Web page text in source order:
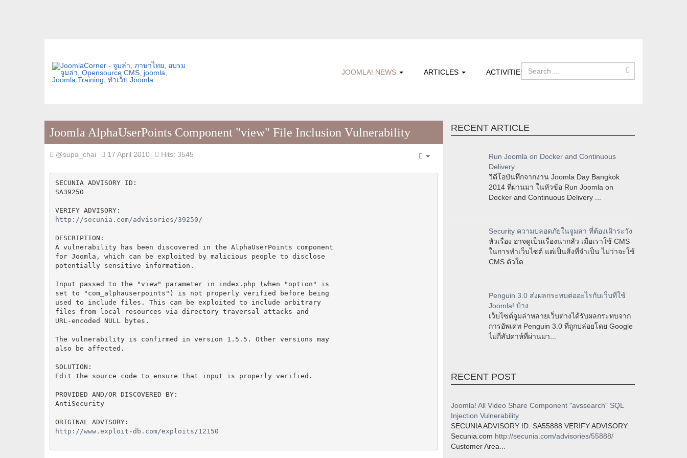
JOOMLA! NEWS ARTICLES ACTIVITIES
Joomla AlphaUserPoints Component "view" File Inclusion Vulnerability
@supa_chai 17 April 2010
Hits: 3545
SECUNIA ADVISORY ID:
SA39250
VERIFY ADVISORY:
http://secunia.com/advisories/39250/
DESCRIPTION:
A vulnerability has been discovered in the AlphaUserPoints component
for Joomla, which can be exploited by malicious people to disclose
potentially sensitive information.
Input passed to the "view" parameter in index.php (when "option" is
set to "com_alphauserpoints") is not properly verified before being
used to include files. This can be exploited to include arbitrary
files from local resources via directory traversal attacks and
URL-encoded NULL bytes.
The vulnerability is confirmed in version 1.5.5. Other versions may
also be affected.
SOLUTION:
Edit the source code to ensure that input is properly verified.
PROVIDED AND/OR DISCOVERED BY:
AntiSecurity
ORIGINAL ADVISORY:
http://www.exploit-db.com/exploits/12150
RECENT ARTICLE
Run Joomla on Docker and Continuous
Delivery
วีดีโอบันทึกจากงาน Joomla Day Bangkok
2014 ที่ผ่านมา ในหัวข้อ Run Joomla on
Docker and Continuous Delivery ...
Security ความปลอดภัยในจูมล่า ที่ต้องเฝ้าระวัง
หัวเรื่อง อาจดูเป็นเรื่องน่ากลัว เมื่อเราใช้ CMS
ในการทำเว็บไซต์ แต่เป็นสิ่งที่จำเป็น ไม่ว่าจะใช้
CMS ตัวใด...
Penguin 3.0 ส่งผลกระทบต่ออะไรกับเว็บที่ใช้
Joomla! บ้าง
เว็บไซต์จูมล่าหลายเว็บต่างได้รับผลกระทบจาก
การอัพเดท Penguin 3.0 ที่ถูกปล่อยโดย Google
ไม่กี่สัปดาห์ที่ผ่านมา...
RECENT POST
Joomla! All Video Share Component "avssearch" SQL
Injection Vulnerability
SECUNIA ADVISORY ID: SA55888 VERIFY ADVISORY:
Secunia.com http://secunia.com/advisories/55888/
Customer Area...